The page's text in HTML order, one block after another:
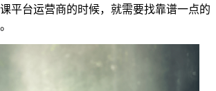
平台运营商的时候，就需要找靠谱一点的
。